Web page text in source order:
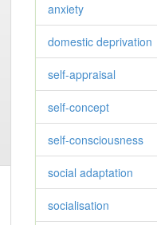
anxiety
domestic deprivation
self-appraisal
self-concept
self-consciousness
social adaptation
socialisation